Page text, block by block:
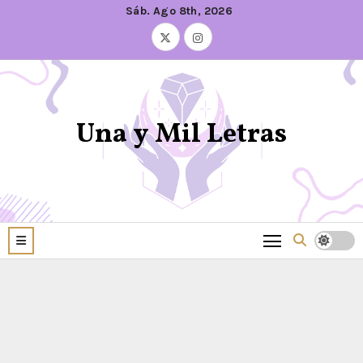
Sáb. Ago 8th, 2026
Una y Mil Letras